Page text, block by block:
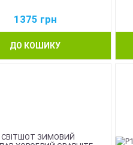
1375 грн
ДО КОШИКУ